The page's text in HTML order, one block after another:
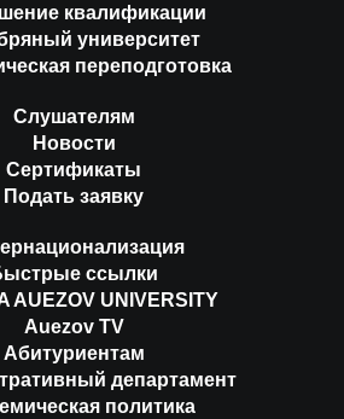
квалификации
университет
переподготовка
Слушателям
Новости
Сертификаты
Подать заявку
ссылки
AUEZOV UNIVERSITY
Auezov TV
Абитуриентам
департамент
политика